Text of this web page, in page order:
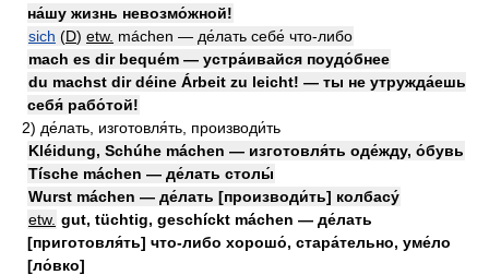
на́шу жизнь невозмо́жной!
sich (D) etw. máchen — де́лать себе́ что-либо
mach es dir bequém — устра́ивайся поудо́бнее
du machst dir déine Árbeit zu leicht! — ты не утружда́ешь
себя́ рабо́той!
2) де́лать, изготовля́ть, производи́ть
Kléidung, Schúhe máchen — изготовля́ть оде́жду, о́бувь
Tísche máchen — де́лать столы́
Wurst máchen — де́лать [производи́ть] колбасу́
etw. gut, tüchtig, geschíckt máchen — де́лать
[приготовля́ть] что-либо хорошо́, стара́тельно, уме́ло
[ло́вко]